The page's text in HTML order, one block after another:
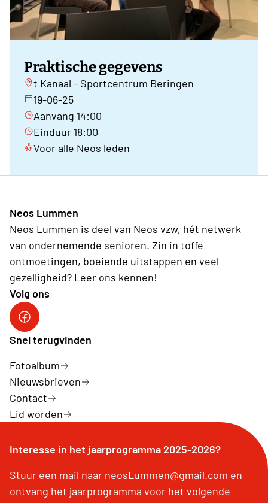
Praktische gegevens
t Kanaal - Sportcentrum Beringen
19-06-25
Aanvang 14:00
Einduur 18:00
Voor alle Neos leden
Neos Lummen
Neos Lummen is deel van Neos vzw, hét netwerk
van ondernemende senioren. Zin in toffe
ontmoetingen, boeiende uitstappen en veel
gezelligheid? Leer ons kennen!
Volg ons
Snel terugvinden
Fotoalbum
Nieuwsbrieven
Contact
Lid worden
Interesse in het jaarprogramma 2025-2026?
Stuur een mail naar neosLummen@gmail.com en
ontvang het jaarprogramma voor het volgende